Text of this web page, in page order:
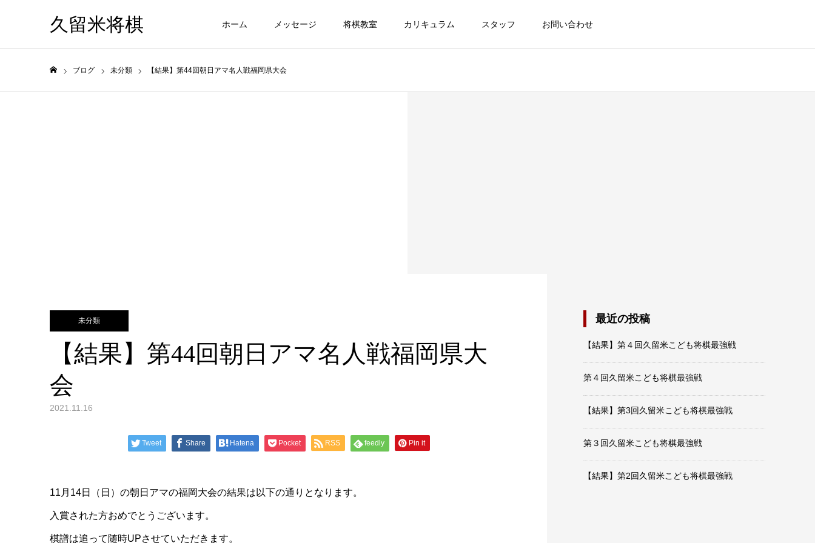
久留米将棋 ホーム メッセージ 将棋教室 カリキュラム スタッフ お問い合わせ
ブログ 未分類 【結果】第44回朝日アマ名人戦福岡県大会
未分類
【結果】第44回朝日アマ名人戦福岡県大
会
2021.11.16
Tweet Share Hatena Pocket RSS feedly Pin it
11月14日（日）の朝日アマの福岡大会の結果は以下の通りとなります。
入賞された方おめでとうございます。
棋譜は追って随時UPさせていただきます。
最近の投稿
【結果】第４回久留米こども将棋最強戦
第４回久留米こども将棋最強戦
【結果】第3回久留米こども将棋最強戦
第３回久留米こども将棋最強戦
【結果】第2回久留米こども将棋最強戦